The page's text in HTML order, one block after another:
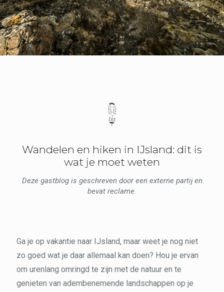
Wandelen en hiken in IJsland: dit is
wat je moet weten
Deze gastblog is geschreven door een externe partij en
bevat reclame.
Ga je op vakantie naar IJsland, maar weet je nog niet
zo goed wat je daar allemaal kan doen? Hou je ervan
om urenlang omringd te zijn met de natuur en te
genieten van adembenemende landschappen op je